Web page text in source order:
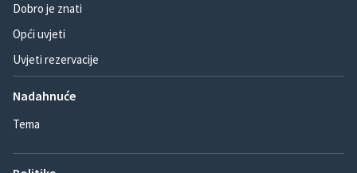
Dobro je znati
Opći uvjeti
Uvjeti rezervacije
Nadahnuće
Tema